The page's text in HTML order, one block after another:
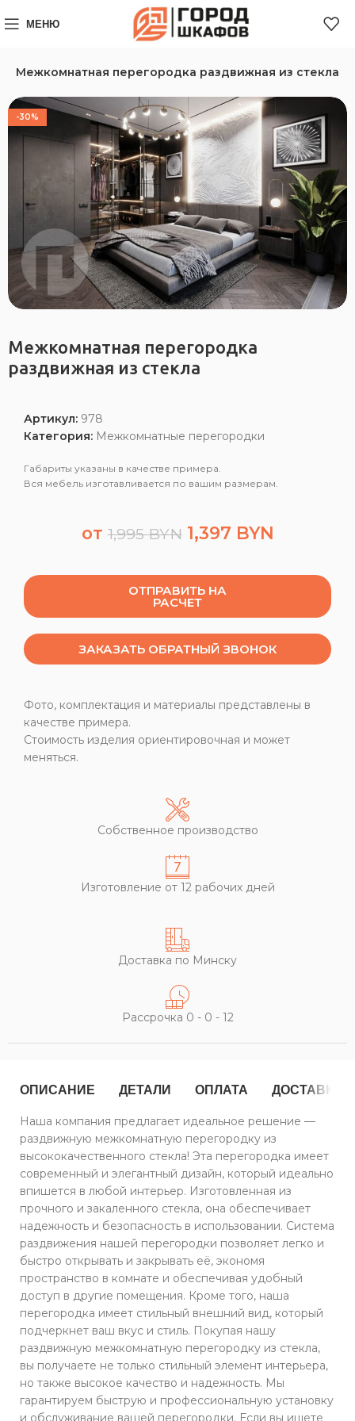
МЕНЮ
Межкомнатная перегородка раздвижная из стекла
-30%
Межкомнатная перегородка
раздвижная из стекла
Артикул: 978
Категория: Межкомнатные перегородки
Габариты указаны в качестве примера.
Вся мебель изготавливается по вашим размерам.
от 1,995BYN 1,397 BYN
ОТПРАВИТЬ НА
РАСЧЕТ
ЗАКАЗАТЬ ОБРАТНЫЙ ЗВОНОК
Фото, комплектация и материалы представлены в
качестве примера.
Стоимость изделия ориентировочная и может
меняться.
Собственное производство
Изготовление от 12 рабочих дней
Доставка по Минску
Рассрочка 0 - 0 - 12
ОПИСАНИЕ ДЕТАЛИ ОПЛАТА ДОСТАВКА
Наша компания предлагает идеальное решение —
раздвижную межкомнатную перегородку из
высококачественного стекла! Эта перегородка имеет
современный и элегантный дизайн, который идеально
впишется в любой интерьер. Изготовленная из
прочного и закаленного стекла, она обеспечивает
надежность и безопасность в использовании. Система
раздвижения нашей перегородки позволяет легко и
быстро открывать и закрывать её, экономя
пространство в комнате и обеспечивая удобный
доступ в другие помещения. Кроме того, наша
перегородка имеет стильный внешний вид, который
подчеркнет ваш вкус и стиль. Покупая нашу
раздвижную межкомнатную перегородку из стекла,
вы получаете не только стильный элемент интерьера,
но также высокое качество и надежность. Мы
гарантируем быструю и профессиональную установку
и обслуживание вашей перегородки. Если вы ищете